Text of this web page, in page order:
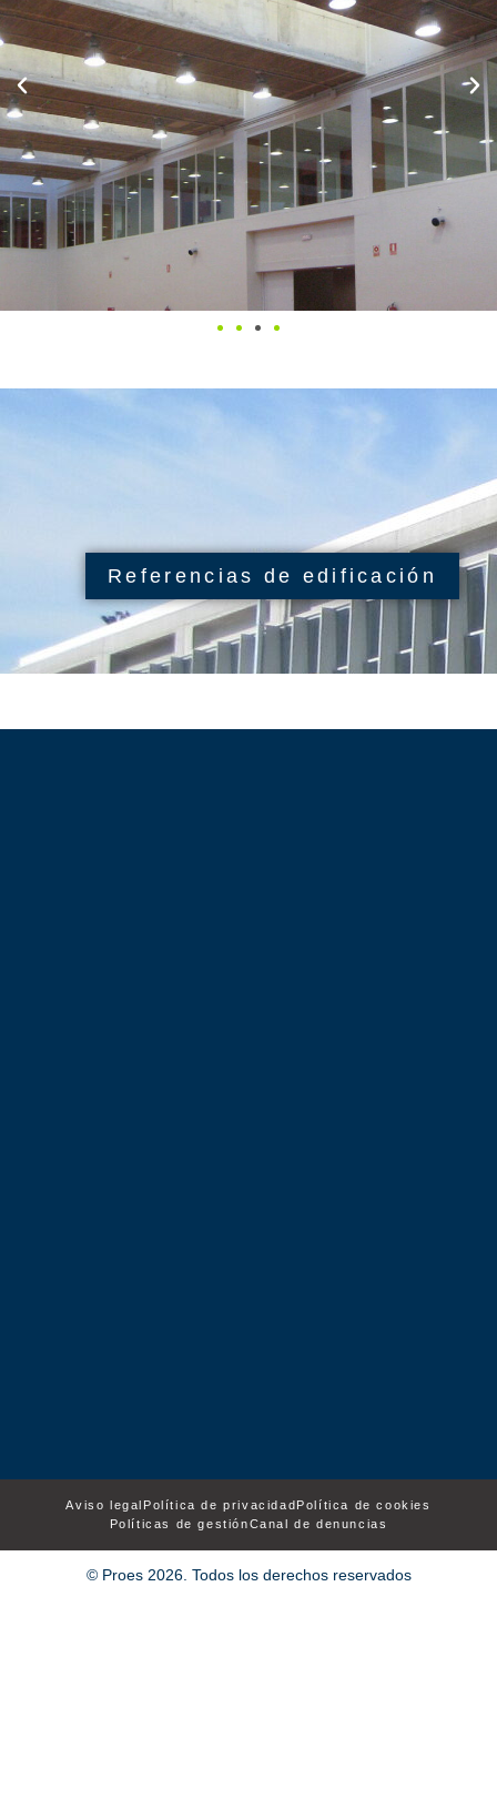
Referencias de edificación
Aviso legal Política de privacidadPolítica de cookies
Políticas de gestiónCanal de denuncias
© Proes 2026. Todos los derechos reservados